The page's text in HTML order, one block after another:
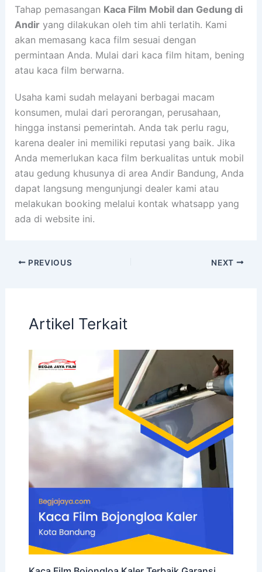
Tahap pemasangan Kaca Film Mobil dan Gedung di
Andiryang dilakukan oleh tim ahli terlatih. Kami
akan memasang kaca film sesuai dengan
permintaan Anda. Mulai dari kaca film hitam, bening
atau kaca film berwarna.
Usaha kami sudah melayani berbagai macam
konsumen, mulai dari perorangan, perusahaan,
hingga instansi pemerintah. Anda tak perlu ragu,
karena dealer ini memiliki reputasi yang baik. Jika
Anda memerlukan kaca film berkualitas untuk mobil
atau gedung khusunya di area Andir Bandung, Anda
dapat langsung mengunjungi dealer kami atau
melakukan booking melalui kontak whatsapp yang
ada di website ini.
PREVIOUS NEXT
Artikel Terkait